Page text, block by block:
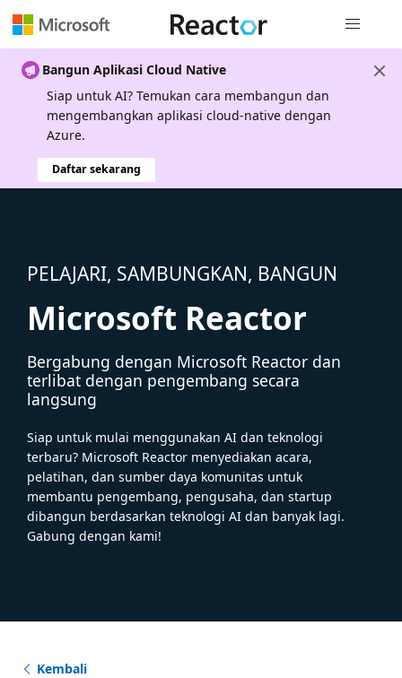
Bangun Aplikasi Cloud Native
Siap untuk AI? Temukan cara membangun dan
mengembangkan aplikasi cloud-native dengan
Azure.
Daftar sekarang
PELAJARI, SAMBUNGKAN, BANGUN
Microsoft Reactor
Bergabung dengan Microsoft Reactor dan
terlibat dengan pengembang secara
langsung
Siap untuk mulai menggunakan AI dan teknologi
terbaru? Microsoft Reactor menyediakan acara,
pelatihan, dan sumber daya komunitas untuk
membantu pengembang, pengusaha, dan startup
dibangun berdasarkan teknologi AI dan banyak lagi.
Gabung dengan kami!
Kembali